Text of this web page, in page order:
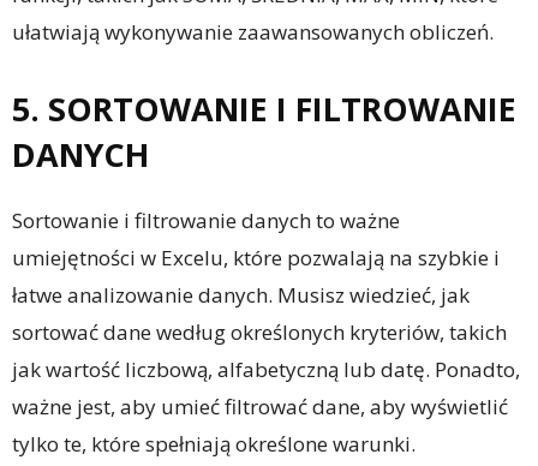
ułatwiają wykonywanie zaawansowanych obliczeń.
5. SORTOWANIE I FILTROWANIE
DANYCH
Sortowanie i filtrowanie danych to ważne
umiejętności w Excelu, które pozwalają na szybkie i
łatwe analizowanie danych. Musisz wiedzieć, jak
sortować dane według określonych kryteriów, takich
jak wartość liczbową, alfabetyczną lub datę. Ponadto,
ważne jest, aby umieć filtrować dane, aby wyświetlić
tylko te, które spełniają określone warunki.